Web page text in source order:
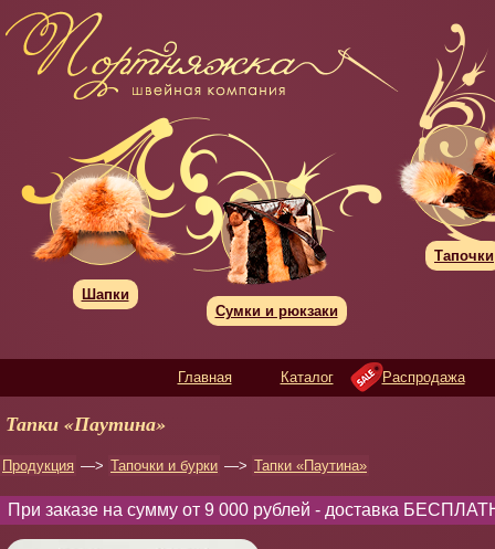
Шапки
Сумки и рюкзаки
Тапочки
Главная Каталог Распродажа
Тапки «Паутина»
Продукция —> Тапочки и бурки —> Тапки «Паутина»
При заказе на сумму от 9 000 рублей - доставка